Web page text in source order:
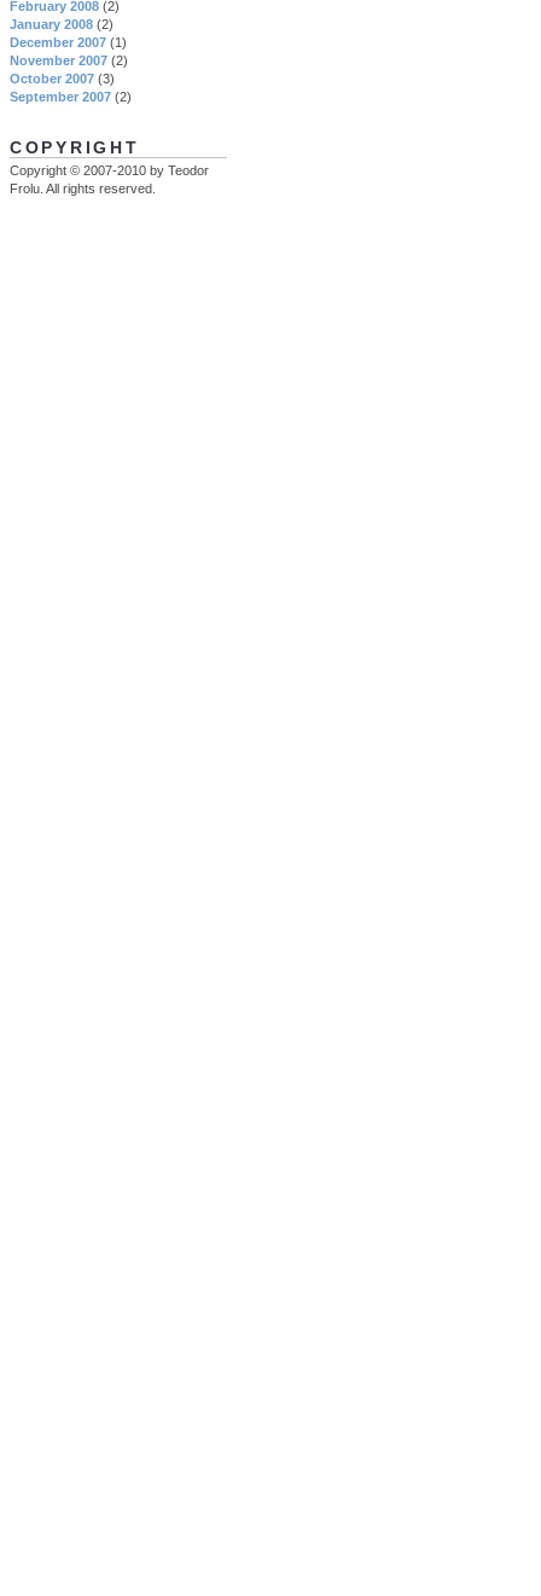
February 2008 (2)
January 2008 (2)
December 2007 (1)
November 2007 (2)
October 2007 (3)
September 2007 (2)
COPYRIGHT
Copyright © 2007-2010 by Teodor
Frolu. All rights reserved.